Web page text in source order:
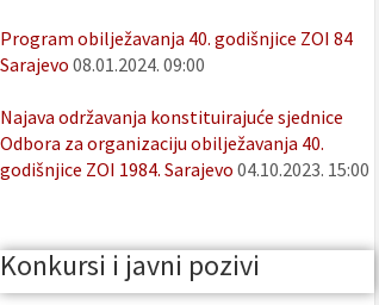
Program obilježavanja 40. godišnjice ZOI 84
Sarajevo 08.01.2024. 09:00
Najava održavanja konstituirajuće sjednice
Odbora za organizaciju obilježavanja 40.
godišnjice ZOI 1984. Sarajevo 04.10.2023. 15:00
Konkursi i javni pozivi